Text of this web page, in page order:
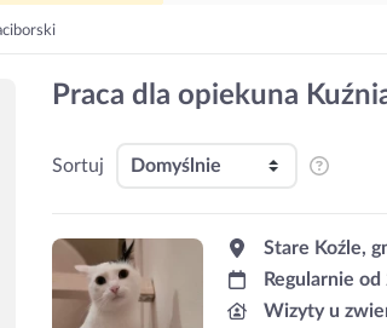
Praca dla opiekuna
Sortuj
Stare Koźle,
Regularnie od
Wizyty u